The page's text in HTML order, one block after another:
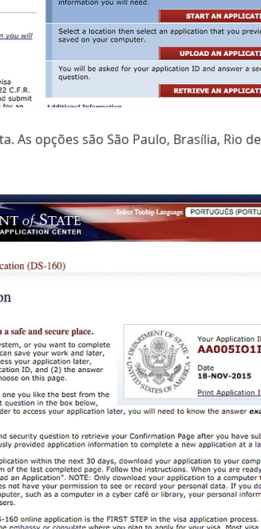
As opções são São Paulo, Brasília, Rio